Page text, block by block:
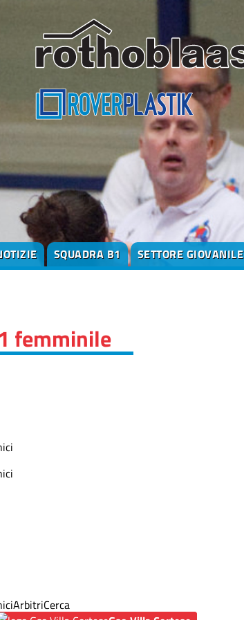
SQUADRA B1 SETTORE GIOVANILE
femminile
ArbitriCerca